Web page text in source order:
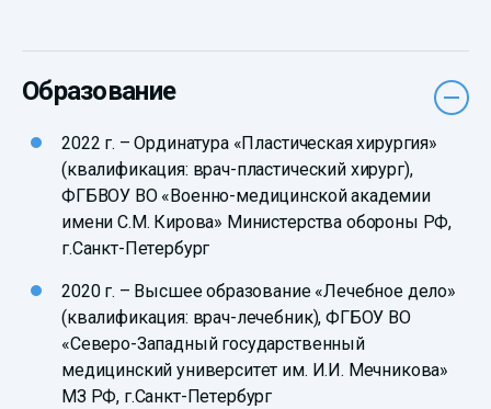
Образование
2022 г. – Ординатура «Пластическая хирургия»
(квалификация: врач-пластический хирург),
ФГБВОУ ВО «Военно-медицинской академии
имени С.М. Кирова» Министерства обороны РФ,
г.Санкт-Петербург
2020 г. – Высшее образование «Лечебное дело»
(квалификация: врач-лечебник), ФГБОУ ВО
«Северо-Западный государственный
медицинский университет им. И.И. Мечникова»
МЗ РФ, г.Санкт-Петербург